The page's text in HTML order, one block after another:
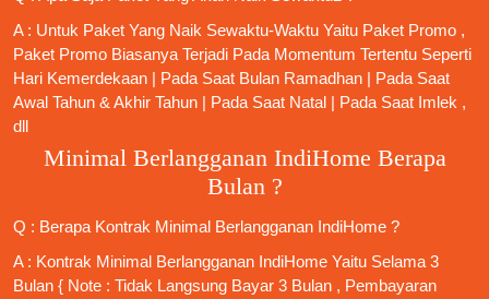
A : Untuk Paket Yang Naik Sewaktu-Waktu Yaitu Paket Promo ,
Paket Promo Biasanya Terjadi Pada Momentum Tertentu Seperti
Hari Kemerdekaan | Pada Saat Bulan Ramadhan | Pada Saat
Awal Tahun & Akhir Tahun | Pada Saat Natal | Pada Saat Imlek ,
dll
Minimal Berlangganan IndiHome Berapa
Bulan ?
Q : Berapa Kontrak Minimal Berlangganan IndiHome ?
A : Kontrak Minimal Berlangganan IndiHome Yaitu Selama 3
Bulan { Note : Tidak Langsung Bayar 3 Bulan , Pembayaran